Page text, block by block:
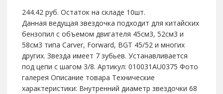
244.42 руб. Остаток на складе 10шт.
Данная ведущая звездочка подходит для китайских
бензопил с объемом двигателя 45см3, 52см3 и
58см3 типа Carver, Forward, BGT 45/52 и многих
других. Звезда имеет 7 зубьев. Устанавливается
под цепи с шагом 3/8. Артикул: 010031AU0375 Фото
галерея Описание товара Технические
характеристики: Внутренний диаметр звездочки 68